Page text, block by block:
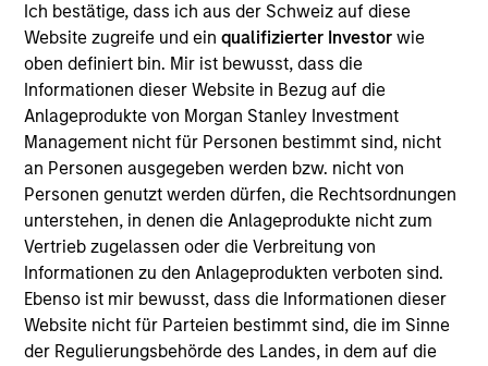
Ich bestätige, dass ich aus der Schweiz auf diese
Website zugreife und ein qualifizierter Investor wie
oben definiert bin. Mir ist bewusst, dass die
Informationen dieser Website in Bezug auf die
Anlageprodukte von Morgan Stanley Investment
Management nicht für Personen bestimmt sind, nicht
an Personen ausgegeben werden bzw. nicht von
Personen genutzt werden dürfen, die Rechtsordnungen
unterstehen, in denen die Anlageprodukte nicht zum
Vertrieb zugelassen oder die Verbreitung von
Informationen zu den Anlageprodukten verboten sind.
Ebenso ist mir bewusst, dass die Informationen dieser
Website nicht für Parteien bestimmt sind, die im Sinne
der Regulierungsbehörde des Landes, in dem auf die
engagement, regulation and thought leadership.
Rob has also held a number of financial services
roles most recently at HSBC Bank Plc and Kepler
Cheuvreux where he lead research coverage on
Corporate Governance and sustainability issues.
Rob holds a B.A. in History & Politics from Queen
Mary, University of London.
Team Insights